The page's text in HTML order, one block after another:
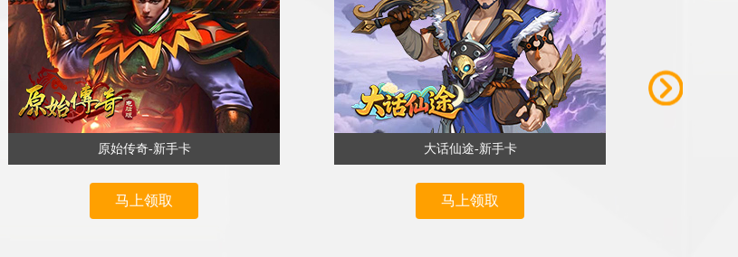
原始传奇-新手卡
马上领取
大话仙途-新手卡
马上领取